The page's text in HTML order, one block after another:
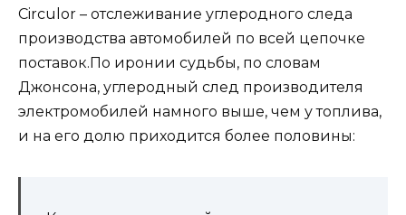
Circulor – отслеживание углеродного следа
производства автомобилей по всей цепочке
поставок.По иронии судьбы, по словам
Джонсона, углеродный след производителя
электромобилей намного выше, чем у топлива,
и на его долю приходится более половины: